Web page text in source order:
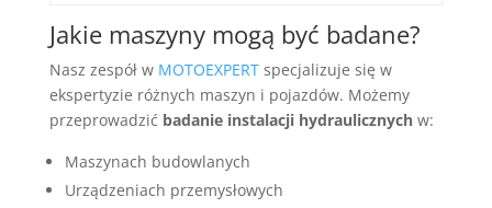
Jakie maszyny mogą być badane?
Nasz zespół w MOTOEXPERTspecjalizuje się w
ekspertyzie różnych maszyn i pojazdów. Możemy
przeprowadzić badanie instalacji hydraulicznychw:
Maszynach budowlanych
Urządzeniach przemysłowych